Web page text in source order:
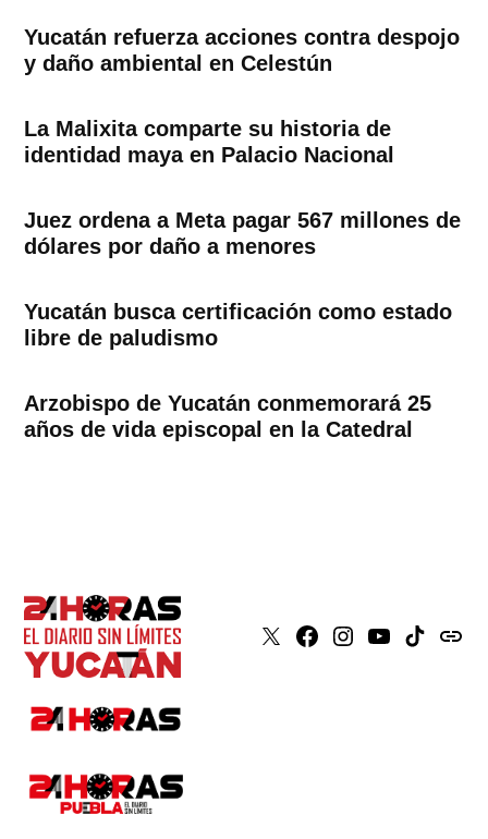
Yucatán refuerza acciones contra despojo
y daño ambiental en Celestún
La Malixita comparte su historia de
identidad maya en Palacio Nacional
Juez ordena a Meta pagar 567 millones de
dólares por daño a menores
Yucatán busca certificación como estado
libre de paludismo
Arzobispo de Yucatán conmemorará 25
años de vida episcopal en la Catedral
X Faceboook
Instagram
YoutubeTiktokissuu